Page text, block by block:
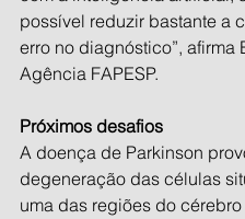
possível reduzir bastante a
erro no diagnóstico”, afirma
Agência FAPESP.
Próximos desafios
A doença de Parkinson
degeneração das células
uma das regiões do cérebro